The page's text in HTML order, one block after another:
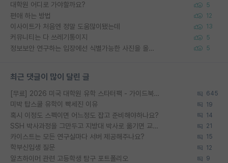
대학원 어디로 가야할까요? 5
편애 하는 방법 12
이사이트가 처음엔 정말 도움많이됐는데 13
커뮤니티는 다 쓰레기통이지 5
정보보안 연구하는 입장에선 식별가능한 사진을 올리는건 비추이긴함 5
최근 댓글이 많이 달린 글
[무료] 2026 미국 대학원 유학 스타터팩 - 가이드북 & 합격자 컨택메일 템플릿 645
미박 탑스쿨 유학이 빡세진 이유 19
혹시 이정도 스펙이면 어느정도 잡고 준비해야하나요? 14
SSH 박사과정을 그만두고 지방대 박사로 옮기면 교수의 꿈은 끝일까요? 21
카이스트는 모든 연구실마다 서버 제공해주나요? 15
학부신입생 질문 12
알츠하이머 관련 고등학생 탐구 포트폴리오 9